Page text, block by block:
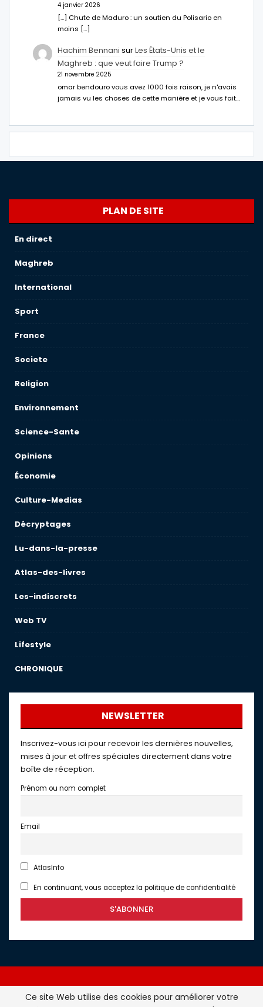
4 janvier 2026
[…] Chute de Maduro : un soutien du Polisario en
moins […]
Hachim Bennani surLes États-Unis et le
Maghreb : que veut faire Trump ?
21 novembre 2025
omar bendouro vous avez 1000 fois raison, je n'avais
jamais vu les choses de cette manière et je vous fait…
PLAN DE SITE
En direct
Maghreb
International
Sport
France
Societe
Religion
Environnement
Science-Sante
Opinions
Économie
Culture-Medias
Décryptages
Lu-dans-la-presse
Atlas-des-livres
Les-indiscrets
Web TV
Lifestyle
CHRONIQUE
NEWSLETTER
Inscrivez-vous ici pour recevoir les dernières nouvelles,
mises à jour et offres spéciales directement dans votre
boîte de réception.
Prénom ou nom complet
Email
AtlasInfo
En continuant, vous acceptez la politique de confidentialité
Ce site Web utilise des cookies pour améliorer votre